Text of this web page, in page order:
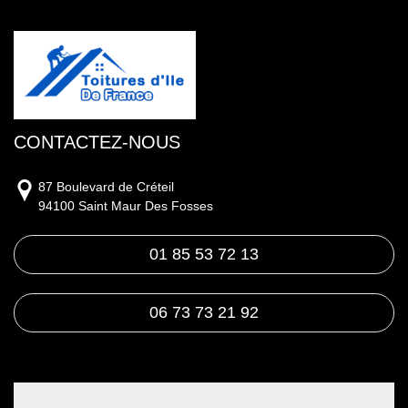
CONTACTEZ-NOUS
87 Boulevard de Créteil
94100 Saint Maur Des Fosses
01 85 53 72 13
06 73 73 21 92